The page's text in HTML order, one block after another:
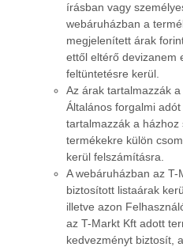
írásban vagy
webáruházban a
megjelenített árak
ettől eltérő devizanem
feltüntetésre kerül.
Az árak tartalmazzák
Általános forgalmi
tartalmazzák a házhoz
termékekre külön
kerül felszámításra.
A webáruházban az T-
biztosított listaárak
illetve azon
az T-Markt Kft adott
kedvezményt biztosít,